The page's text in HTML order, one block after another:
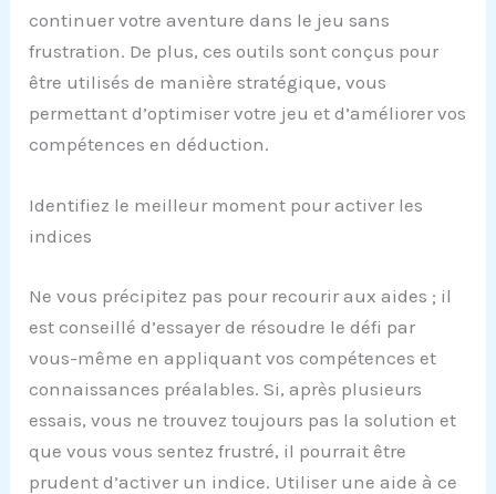
continuer votre aventure dans le jeu sans
frustration. De plus, ces outils sont conçus pour
être utilisés de manière stratégique, vous
permettant d’optimiser votre jeu et d’améliorer vos
compétences en déduction.
Identifiez le meilleur moment pour activer les
indices
Ne vous précipitez pas pour recourir aux aides ; il
est conseillé d’essayer de résoudre le défi par
vous-même en appliquant vos compétences et
connaissances préalables. Si, après plusieurs
essais, vous ne trouvez toujours pas la solution et
que vous vous sentez frustré, il pourrait être
prudent d’activer un indice. Utiliser une aide à ce